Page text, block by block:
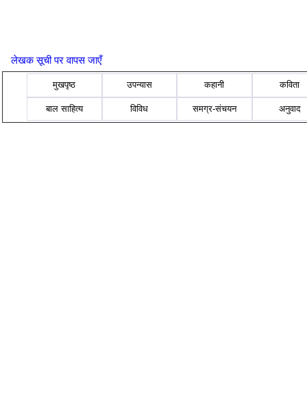
लेखक सूची पर वापस जाएँ
मुखपृष्ठ उपन्यास कहानी कविता
बाल साहित्य विविध समग्र-संचयन अनुवाद